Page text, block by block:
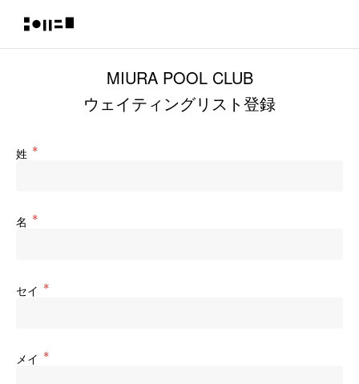
MIURA POOL CLUB
ウェイティングリスト登録
姓
名
セイ
メイ